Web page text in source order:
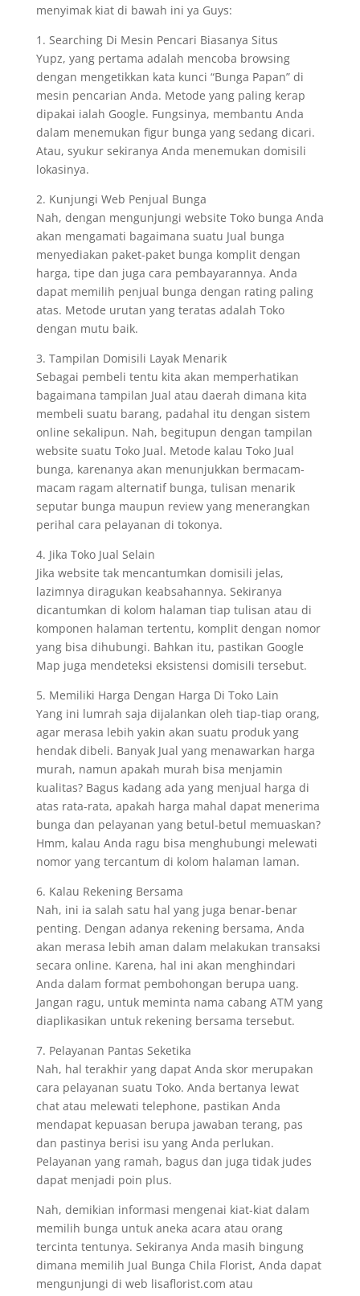
menyimak kiat di bawah ini ya Guys:
1. Searching Di Mesin Pencari Biasanya Situs
Yupz, yang pertama adalah mencoba browsing
dengan mengetikkan kata kunci “Bunga Papan” di
mesin pencarian Anda. Metode yang paling kerap
dipakai ialah Google. Fungsinya, membantu Anda
dalam menemukan figur bunga yang sedang dicari.
Atau, syukur sekiranya Anda menemukan domisili
lokasinya.
2. Kunjungi Web Penjual Bunga
Nah, dengan mengunjungi website Toko bunga Anda
akan mengamati bagaimana suatu Jual bunga
menyediakan paket-paket bunga komplit dengan
harga, tipe dan juga cara pembayarannya. Anda
dapat memilih penjual bunga dengan rating paling
atas. Metode urutan yang teratas adalah Toko
dengan mutu baik.
3. Tampilan Domisili Layak Menarik
Sebagai pembeli tentu kita akan memperhatikan
bagaimana tampilan Jual atau daerah dimana kita
membeli suatu barang, padahal itu dengan sistem
online sekalipun. Nah, begitupun dengan tampilan
website suatu Toko Jual. Metode kalau Toko Jual
bunga, karenanya akan menunjukkan bermacam-
macam ragam alternatif bunga, tulisan menarik
seputar bunga maupun review yang menerangkan
perihal cara pelayanan di tokonya.
4. Jika Toko Jual Selain
Jika website tak mencantumkan domisili jelas,
lazimnya diragukan keabsahannya. Sekiranya
dicantumkan di kolom halaman tiap tulisan atau di
komponen halaman tertentu, komplit dengan nomor
yang bisa dihubungi. Bahkan itu, pastikan Google
Map juga mendeteksi eksistensi domisili tersebut.
5. Memiliki Harga Dengan Harga Di Toko Lain
Yang ini lumrah saja dijalankan oleh tiap-tiap orang,
agar merasa lebih yakin akan suatu produk yang
hendak dibeli. Banyak Jual yang menawarkan harga
murah, namun apakah murah bisa menjamin
kualitas? Bagus kadang ada yang menjual harga di
atas rata-rata, apakah harga mahal dapat menerima
bunga dan pelayanan yang betul-betul memuaskan?
Hmm, kalau Anda ragu bisa menghubungi melewati
nomor yang tercantum di kolom halaman laman.
6. Kalau Rekening Bersama
Nah, ini ia salah satu hal yang juga benar-benar
penting. Dengan adanya rekening bersama, Anda
akan merasa lebih aman dalam melakukan transaksi
secara online. Karena, hal ini akan menghindari
Anda dalam format pembohongan berupa uang.
Jangan ragu, untuk meminta nama cabang ATM yang
diaplikasikan untuk rekening bersama tersebut.
7. Pelayanan Pantas Seketika
Nah, hal terakhir yang dapat Anda skor merupakan
cara pelayanan suatu Toko. Anda bertanya lewat
chat atau melewati telephone, pastikan Anda
mendapat kepuasan berupa jawaban terang, pas
dan pastinya berisi isu yang Anda perlukan.
Pelayanan yang ramah, bagus dan juga tidak judes
dapat menjadi poin plus.
Nah, demikian informasi mengenai kiat-kiat dalam
memilih bunga untuk aneka acara atau orang
tercinta tentunya. Sekiranya Anda masih bingung
dimana memilih Jual Bunga Chila Florist, Anda dapat
mengunjungi di web lisaflorist.com atau